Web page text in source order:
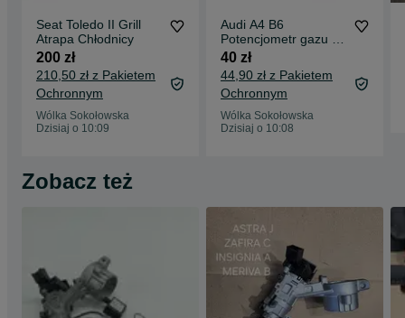
Seat Toledo II Grill
Atrapa Chłodnicy
200 zł
210,50 zł z Pakietem
Ochronnym
Wólka Sokołowska
Dzisiaj o 10:09
Audi A4 B6
Potencjometr gazu z
pedałem
40 zł
44,90 zł z Pakietem
Ochronnym
Wólka Sokołowska
Dzisiaj o 10:08
Zobacz też